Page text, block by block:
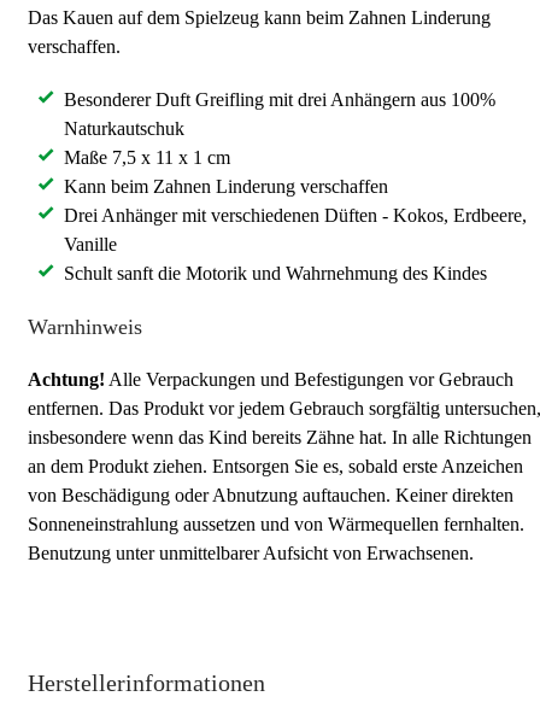
Das Kauen auf dem Spielzeug kann beim Zahnen Linderung
verschaffen.
Besonderer Duft Greifling mit drei Anhängern aus 100%
Naturkautschuk
Maße 7,5 x 11 x 1 cm
Kann beim Zahnen Linderung verschaffen
Drei Anhänger mit verschiedenen Düften - Kokos, Erdbeere,
Vanille
Schult sanft die Motorik und Wahrnehmung des Kindes
Warnhinweis
Achtung! Alle Verpackungen und Befestigungen vor Gebrauch
entfernen. Das Produkt vor jedem Gebrauch sorgfältig untersuchen,
insbesondere wenn das Kind bereits Zähne hat. In alle Richtungen
an dem Produkt ziehen. Entsorgen Sie es, sobald erste Anzeichen
von Beschädigung oder Abnutzung auftauchen. Keiner direkten
Sonneneinstrahlung aussetzen und von Wärmequellen fernhalten.
Benutzung unter unmittelbarer Aufsicht von Erwachsenen.
Herstellerinformationen